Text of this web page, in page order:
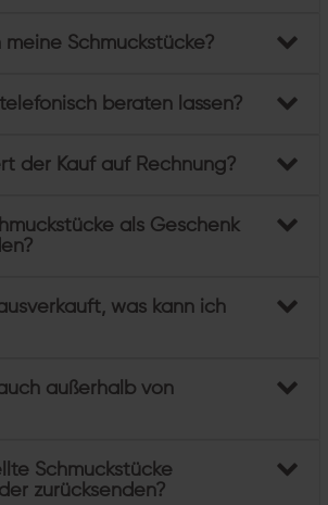
Schmuckstücke?
beraten lassen?
der Kauf auf Rechnung?
als Geschenk
was kann ich
außerhalb von
Schmuckstücke
zurücksenden?